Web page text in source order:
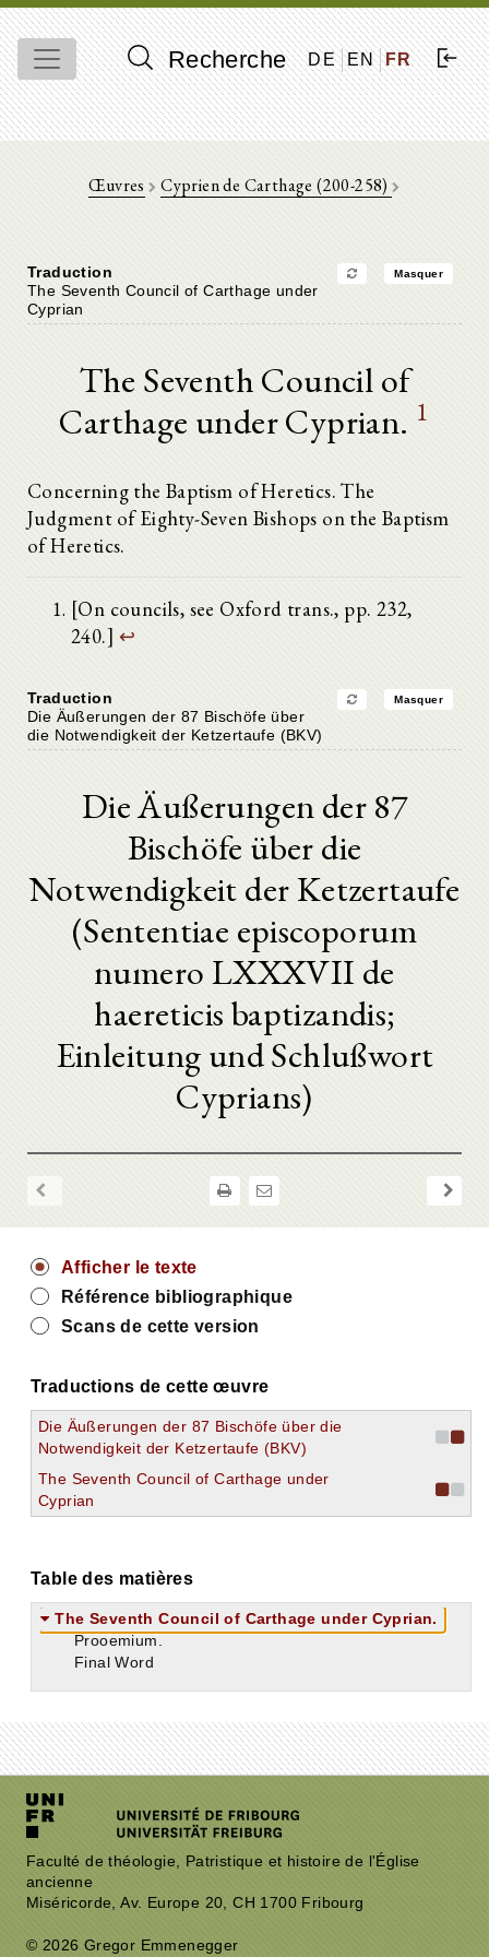
Recherche DE EN FR
Œuvres Cyprien de Carthage (200-258)
Traduction Masquer
The Seventh Council of Carthage under
Cyprian
The Seventh Council of
Carthage under Cyprian. 1
Concerning the Baptism of Heretics. The
Judgment of Eighty-Seven Bishops on the Baptism
of Heretics.
[On councils, see Oxford trans., pp. 232,
240.] ↩
Traduction Masquer
Die Äußerungen der 87 Bischöfe über
die Notwendigkeit der Ketzertaufe (BKV)
Die Äußerungen der 87
Bischöfe über die
Notwendigkeit der Ketzertaufe
(Sententiae episcoporum
numero LXXXVII de
haereticis baptizandis;
Einleitung und Schlußwort
Cyprians)
Afficher le texte
Référence bibliographique
Scans de cette version
Traductions de cette œuvre
Die Äußerungen der 87 Bischöfe über die
Notwendigkeit der Ketzertaufe (BKV)
The Seventh Council of Carthage under
Cyprian
Table des matières
The Seventh Council of Carthage under Cyprian.
Prooemium.
Final Word
Faculté de théologie, Patristique et histoire de l'Église
ancienne
Miséricorde, Av. Europe 20, CH 1700 Fribourg
© 2026 Gregor Emmenegger